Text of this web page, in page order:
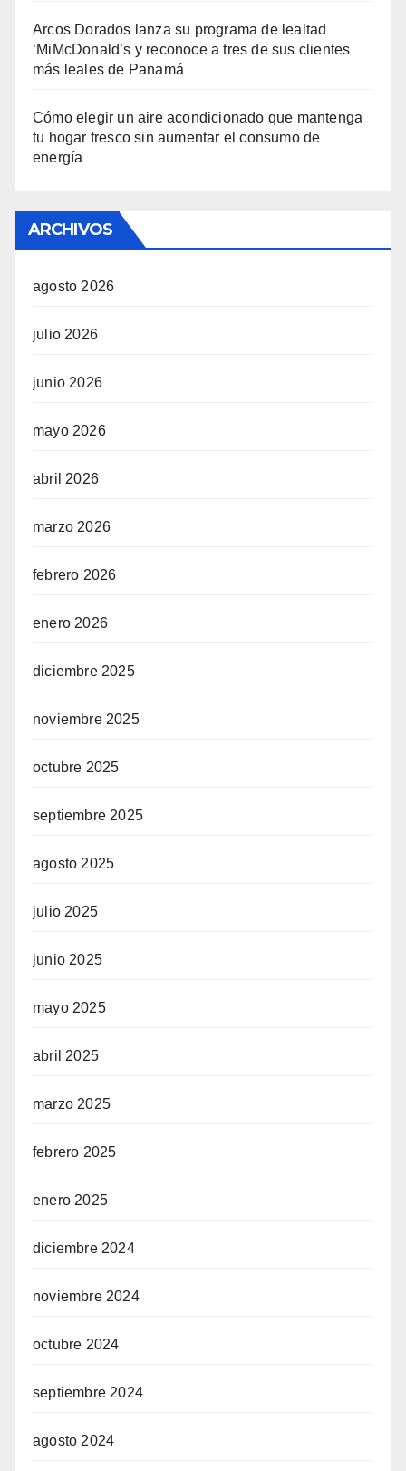
Arcos Dorados lanza su programa de lealtad
‘MiMcDonald’s y reconoce a tres de sus clientes
más leales de Panamá
Cómo elegir un aire acondicionado que mantenga
tu hogar fresco sin aumentar el consumo de
energía
ARCHIVOS
agosto 2026
julio 2026
junio 2026
mayo 2026
abril 2026
marzo 2026
febrero 2026
enero 2026
diciembre 2025
noviembre 2025
octubre 2025
septiembre 2025
agosto 2025
julio 2025
junio 2025
mayo 2025
abril 2025
marzo 2025
febrero 2025
enero 2025
diciembre 2024
noviembre 2024
octubre 2024
septiembre 2024
agosto 2024